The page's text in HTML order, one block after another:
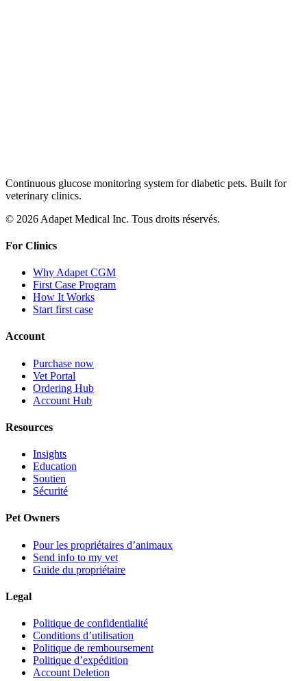
Continuous glucose monitoring system for diabetic pets. Built for
veterinary clinics.
© 2026 Adapet Medical Inc. Tous droits réservés.
For Clinics
Why Adapet CGM
First Case Program
How It Works
Start first case
Account
Purchase now
Vet Portal
Ordering Hub
Account Hub
Resources
Insights
Education
Soutien
Sécurité
Pet Owners
Pour les propriétaires d’animaux
Send info to my vet
Guide du propriétaire
Legal
Politique de confidentialité
Conditions d’utilisation
Politique de remboursement
Politique d’expédition
Account Deletion